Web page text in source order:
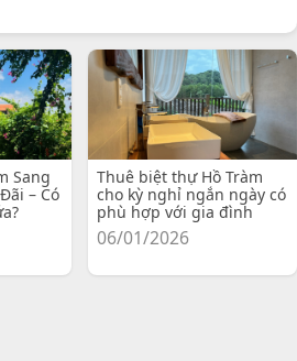
Sang
– Có
Thuê biệt thự Hồ Tràm
cho kỳ nghỉ ngắn ngày có
phù hợp với gia đình
06/01/2026